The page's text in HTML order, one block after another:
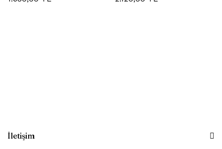
İletişim